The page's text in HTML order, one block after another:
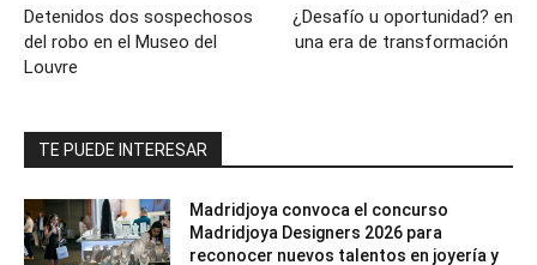
Detenidos dos sospechosos
del robo en el Museo del
Louvre
¿Desafío u oportunidad? en
una era de transformación
TE PUEDE INTERESAR
Madridjoya convoca el concurso
Madridjoya Designers 2026 para
reconocer nuevos talentos en joyería y